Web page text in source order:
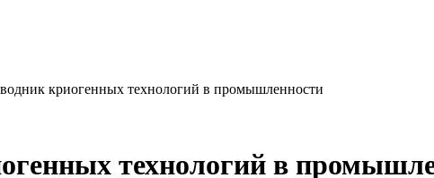
криогенных технологий в промышленности
технологий в